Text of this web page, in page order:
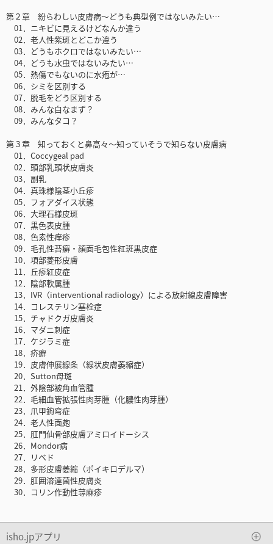
第２章 紛らわしい皮膚病～どうも典型例ではないみたい…
01．ニキビに見えるけどなんか違う
02．老人性紫斑とどこか違う
03．どうもホクロではないみたい…
04．どうも水虫ではないみたい…
05．熱傷でもないのに水疱が…
06．シミを区別する
07．脱毛をどう区別する
08．みんな白なまず？
09．みんなタコ？
第３章 知っておくと鼻高々～知っていそうで知らない皮膚病
01．Coccygeal pad
02．頭部乳頭状皮膚炎
03．副乳
04．真珠様陰茎小丘疹
05．フォアダイス状態
06．大理石様皮斑
07．黒色表皮腫
08．色素性痒疹
09．毛孔性苔癬・顔面毛包性紅斑黒皮症
10．項部菱形皮膚
11．丘疹紅皮症
12．陰部軟属腫
13．IVR（interventional radiology）による放射線皮膚障害
14．コレステリン塞栓症
15．チャドクガ皮膚炎
16．マダニ刺症
17．ケジラミ症
18．疥癬
19．皮膚伸展線条（線状皮膚萎縮症）
20．Sutton母斑
21．外陰部被角血管腫
22．毛細血管拡張性肉芽腫（化膿性肉芽腫）
23．爪甲鉤弯症
24．老人性面皰
25．肛門仙骨部皮膚アミロイドーシス
26．Mondor病
27．リベド
28．多形皮膚萎縮（ポイキロデルマ）
29．肛囲溶連菌性皮膚炎
30．コリン作動性蕁麻疹
isho.jpアプリ